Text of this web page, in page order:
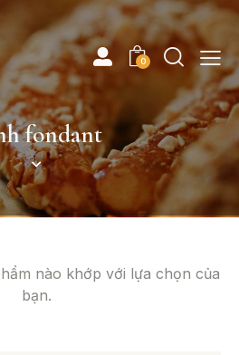
0
fondant
nào khớp với lựa chọn của
bạn.